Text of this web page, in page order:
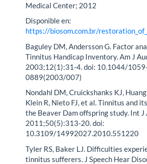
Medical Center; 2012
Disponible en:
https://biosom.com.br/
Baguley DM, Andersson G. Factor
Tinnitus Handicap Inventory. Am J
2003;12(1):31-4. doi: 10.1044/
0889(2003/007)
Nondahl DM, Cruickshanks KJ,
Klein R, Nieto FJ, et al. Tinnitus and
the Beaver Dam offspring study. Int J
2011;50(5):313-20. doi:
10.3109/14992027.2010.551220
Tyler RS, Baker LJ. Difficulties
tinnitus sufferers. J Speech Hear